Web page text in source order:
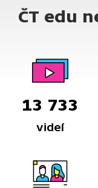
ČT edu
13 733
videí